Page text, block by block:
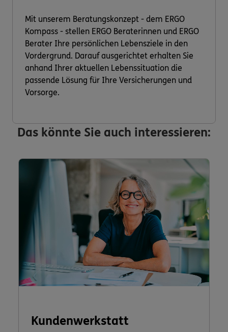
Mit unserem Beratungskonzept - dem ERGO
Kompass - stellen ERGO Beraterinnen und ERGO
Berater Ihre persönlichen Lebensziele in den
Vordergrund. Darauf ausgerichtet erhalten Sie
anhand Ihrer aktuellen Lebenssituation die
passende Lösung für Ihre Versicherungen und
Vorsorge.
Das könnte Sie auch interessieren:
Kundenwerkstatt